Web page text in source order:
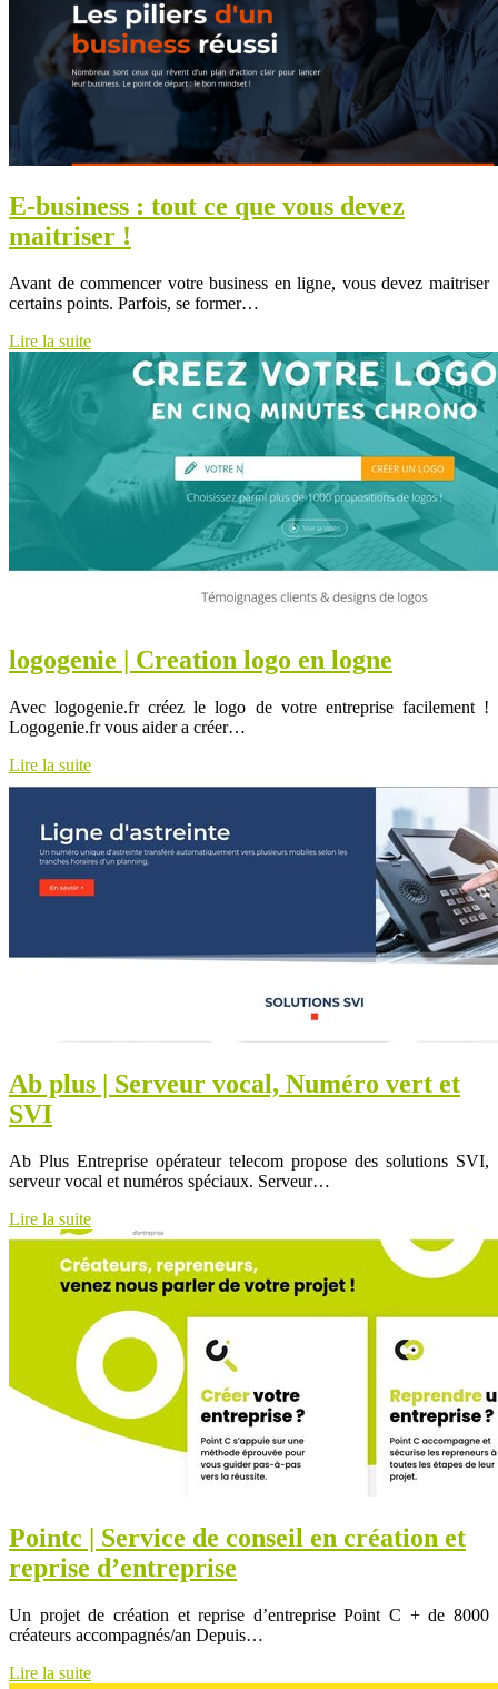
E-business : tout ce que vous devez
maitriser !
Avant de commencer votre business en ligne, vous devez maitriser
certains points. Parfois, se former…
Lire la suite
logogenie | Creation logo en logne
Avec logogenie.fr créez le logo de votre entreprise facilement !
Logogenie.fr vous aider a créer…
Lire la suite
Ab plus | Serveur vocal, Numéro vert et
SVI
Ab Plus Entreprise opérateur telecom propose des solutions SVI,
serveur vocal et numéros spéciaux. Serveur…
Lire la suite
Pointc | Service de conseil en création et
reprise d’entreprise
Un projet de création et reprise d’entreprise Point C + de 8000
créateurs accompagnés/an Depuis…
Lire la suite